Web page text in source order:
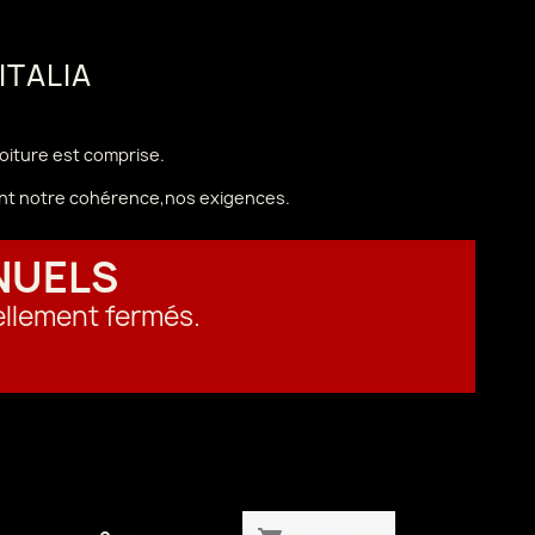
ITALIA
est comprise.
notre cohérence,nos exigences.
fermés.